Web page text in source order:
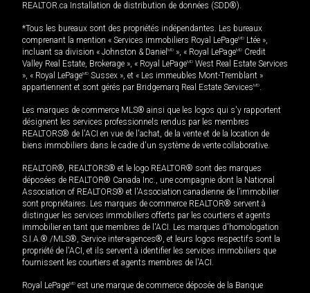
REALTOR.ca Installation de distribution de données (SDD®).
*Tous les bureaux sont des propriétés indépendantes. Les bureaux
comprenant la mention « Services immobiliers Royal LePageMD Ltée »,
incluant sa division « Johnston & Daniel MD », « Royal LePageMD Credit
Valley Real Estate, Brokerage », « Royal LePageMD West Real Estate Services
», « Royal LePageMD Sussex », et « Les immeubles Mont-Tremblant »
appartiennent et sont gérés par Bridgemarq Real Estate ServicesMD.
Les marques de commerce MLS® ainsi que les logos qui s'y rapportent
désignent les services professionnels rendus par les membres
REALTORS® de l'ACI en vue de l'achat, de la vente et de la location de
biens immobiliers dans le cadre d'un système de vente collaborative.
REALTOR®, REALTORS® et le logo REALTOR® sont des marques
déposées de REALTOR® Canada Inc., une compagnie dont la National
Association of REALTORS® et l'Association canadienne de l’immobilier
sont propriétaires. Les marques de commerce REALTOR® servent à
distinguer les services immobiliers offerts par les courtiers et agents
immobilier en tant que membres de l'ACI. Les marques d'homologation
S.I.A.® /MLS®, Service inter-agences®, et leurs logos respectifs sont la
propriété de l'ACI, et ils servent à identifier les services immobiliers que
fournissent les courtiers et agents membres de l'ACI.
Royal LePageMD est une marque de commerce déposée de la Banque